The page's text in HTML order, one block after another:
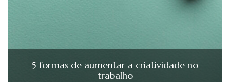
5 formas de aumentar a criatividade no
trabalho